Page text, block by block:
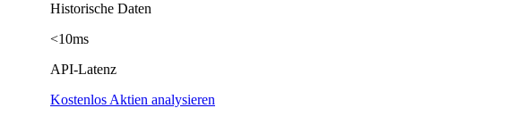
Historische Daten
<10ms
API-Latenz
Kostenlos Aktien analysieren